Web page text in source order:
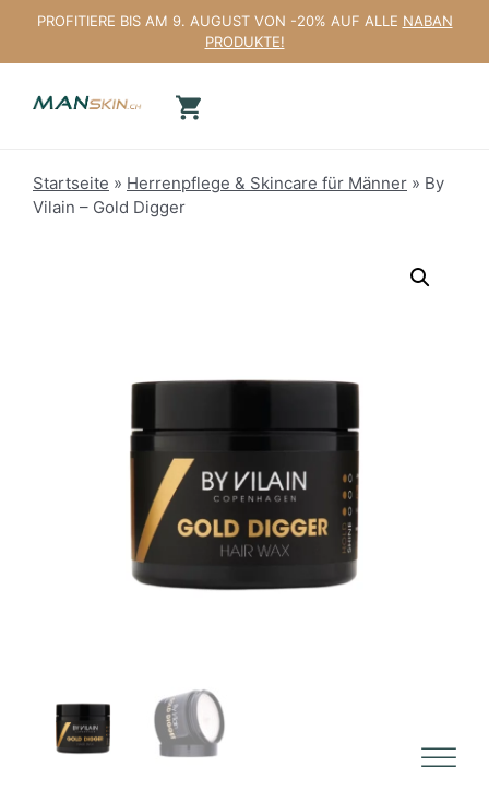
springen
PROFITIERE BIS AM 9. AUGUST VON -20% AUF ALLE NABAN
PRODUKTE!
Startseite » Herrenpflege & Skincare für Männer » By
Vilain – Gold Digger